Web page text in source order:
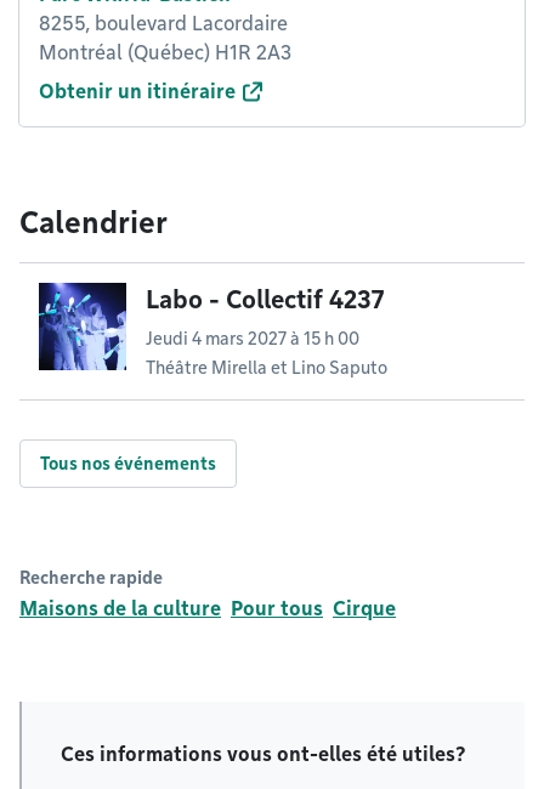
8255, boulevard Lacordaire
Montréal (Québec) H1R 2A3
Obtenir un itinéraire
Calendrier
Labo - Collectif 4237
Jeudi 4 mars 2027 à 15 h 00
Théâtre Mirella et Lino Saputo
Tous nos événements
Recherche rapide
Maisons de la culture Pour tous Cirque
Ces informations vous ont-elles été utiles?